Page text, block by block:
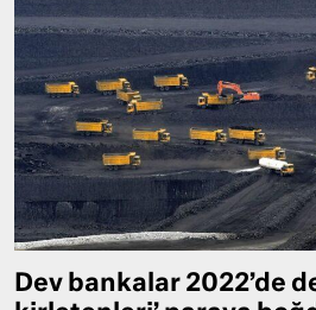
Dev bankalar 2022’de